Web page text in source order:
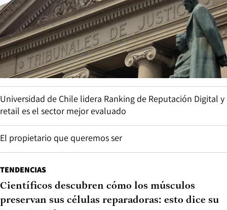
Universidad de Chile lidera Ranking de Reputación Digital y
retail es el sector mejor evaluado
El propietario que queremos ser
TENDENCIAS
Científicos descubren cómo los músculos
preservan sus células reparadoras: esto dice su